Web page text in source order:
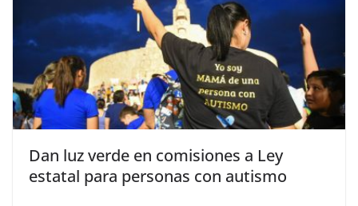
Dan luz verde en comisiones a Ley
estatal para personas con autismo